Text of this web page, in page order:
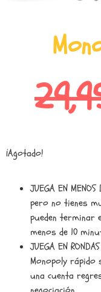
¡Agotado!
JUEGA EN
pero no tienes
pueden terminar
menos de 10
JUEGA EN
Monopoly rápido
una cuenta